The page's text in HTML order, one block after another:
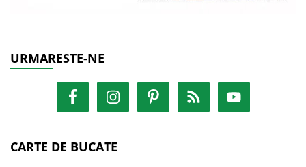
URMARESTE-NE
CARTE DE BUCATE